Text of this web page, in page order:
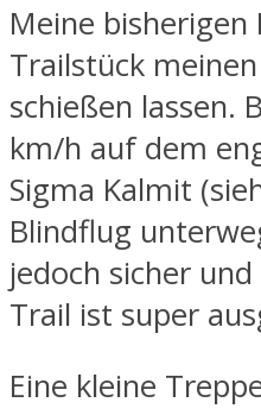
Meine
Trailstück
schießen lassen.
km/h auf dem
Sigma Kalmit
Blindflug
jedoch sicher
Trail ist super
Eine kleine